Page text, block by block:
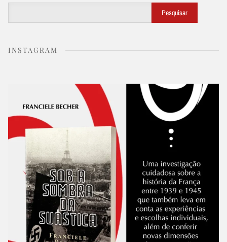
Pesquisar
INSTAGRAM